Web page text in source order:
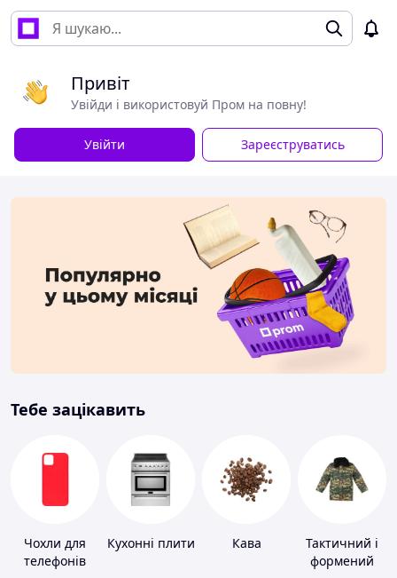
Привіт
Увійди і використовуй Пром на повну!
Увійти Зареєструватись
Тебе зацікавить
Чохли для
телефонів
Кухонні плити Кава
Тактичний і
формений